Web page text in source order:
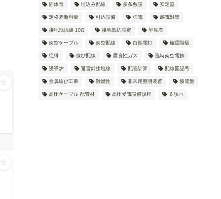
固体音 埋込み配線 多条敷設 安定器
定格遮断容量 引込設備 強電 感電対策
接地抵抗値 10Ω 接地抵抗測定 早見表
架空ケーブル 架空配線 白熱電灯 確度階級
絶縁 線ぴ配線 腐食性ガス 臨時架空電飾
誘導炉 避雷針接地線 配管計算 配線図記号
金属線ぴ工事 難燃性 非常用照明装置 饋電盤
高圧ケーブル 配管材 高圧受電設備規程 ６項ハ